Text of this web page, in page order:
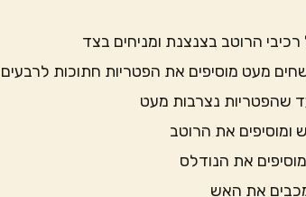
הרוטב בצנצנת ומניחים בצד
מעט מוסיפים את הפטריות חתוכות לרבעים
שהפטריות נצרבות מעט
ומוסיפים את הרוטב
את הנודלס
את האש